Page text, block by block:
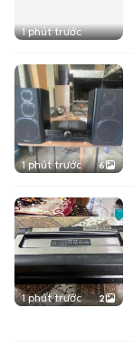
1 phút trước
1 phút trước 6
1 phút trước 2